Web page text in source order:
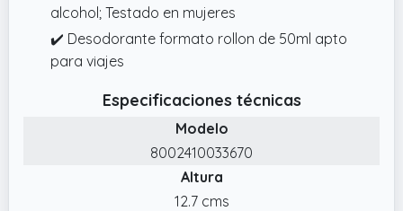
alcohol; Testado en mujeres
✔️ Desodorante formato rollon de 50ml apto
para viajes
Especificaciones técnicas
Modelo
8002410033670
Altura
12.7 cms